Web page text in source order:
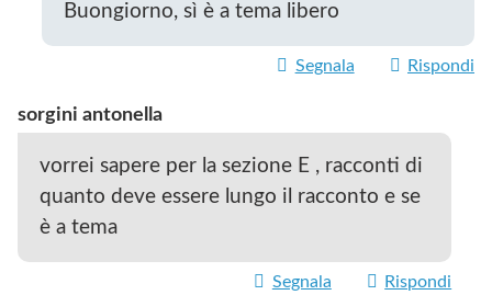
Buongiorno, sì è a tema libero
Segnala Rispondi
sorgini antonella
vorrei sapere per la sezione E , racconti di
quanto deve essere lungo il racconto e se
è a tema
Segnala Rispondi